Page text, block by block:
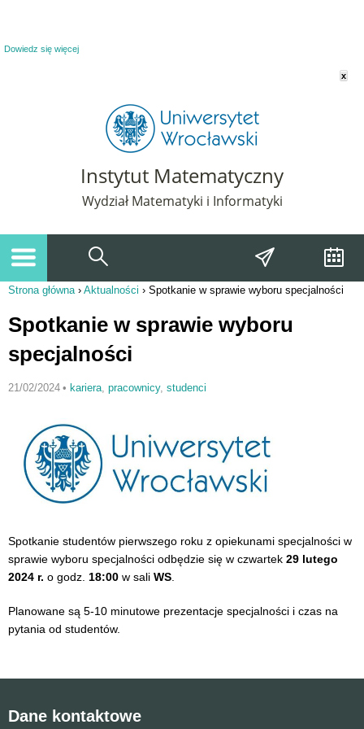
Dowiedz się więcej
x
Instytut Matematyczny
Wydział Matematyki i Informatyki
Strona główna› Aktualności › Spotkanie w sprawie wyboru specjalności
Spotkanie w sprawie wyboru
specjalności
21/02/2024 • kariera, pracownicy, studenci
Spotkanie studentów pierwszego roku z opiekunami specjalności w
sprawie wyboru specjalności odbędzie się w czwartek 29 lutego
2024 r. o godz. 18:00 w sali WS.
Planowane są 5-10 minutowe prezentacje specjalności i czas na
pytania od studentów.
Dane kontaktowe